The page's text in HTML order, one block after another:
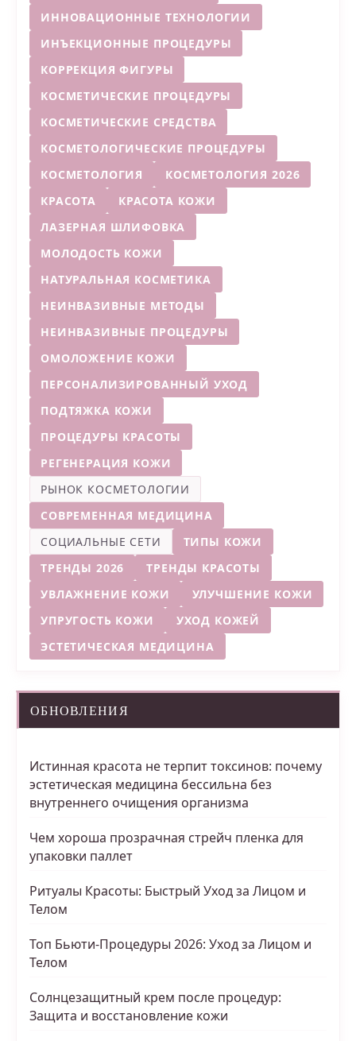
ИННОВАЦИОННЫЕ ТЕХНОЛОГИИ
ИНЪЕКЦИОННЫЕ ПРОЦЕДУРЫ
КОРРЕКЦИЯ ФИГУРЫ
КОСМЕТИЧЕСКИЕ ПРОЦЕДУРЫ
КОСМЕТИЧЕСКИЕ СРЕДСТВА
КОСМЕТОЛОГИЧЕСКИЕ ПРОЦЕДУРЫ
КОСМЕТОЛОГИЯ
КОСМЕТОЛОГИЯ 2026
КРАСОТА
КРАСОТА КОЖИ
ЛАЗЕРНАЯ ШЛИФОВКА
МОЛОДОСТЬ КОЖИ
НАТУРАЛЬНАЯ КОСМЕТИКА
НЕИНВАЗИВНЫЕ МЕТОДЫ
НЕИНВАЗИВНЫЕ ПРОЦЕДУРЫ
ОМОЛОЖЕНИЕ КОЖИ
ПЕРСОНАЛИЗИРОВАННЫЙ УХОД
ПОДТЯЖКА КОЖИ
ПРОЦЕДУРЫ КРАСОТЫ
РЕГЕНЕРАЦИЯ КОЖИ
РЫНОК КОСМЕТОЛОГИИ
СОВРЕМЕННАЯ МЕДИЦИНА
СОЦИАЛЬНЫЕ СЕТИ
ТИПЫ КОЖИ
ТРЕНДЫ 2026
ТРЕНДЫ КРАСОТЫ
УВЛАЖНЕНИЕ КОЖИ
УЛУЧШЕНИЕ КОЖИ
УПРУГОСТЬ КОЖИ
УХОД КОЖЕЙ
ЭСТЕТИЧЕСКАЯ МЕДИЦИНА
ОБНОВЛЕНИЯ
Истинная красота не терпит токсинов: почему
эстетическая медицина бессильна без
внутреннего очищения организма
Чем хороша прозрачная стрейч пленка для
упаковки паллет
Ритуалы Красоты: Быстрый Уход за Лицом и
Телом
Топ Бьюти-Процедуры 2026: Уход за Лицом и
Телом
Солнцезащитный крем после процедур:
Защита и восстановление кожи